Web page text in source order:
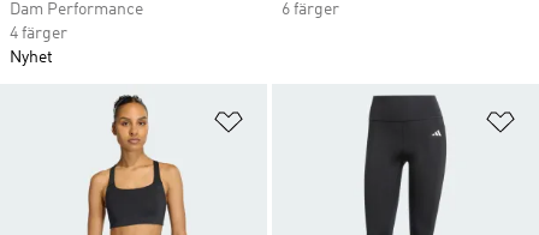
Dam Performance
4 färger
Nyhet
6 färger
Lägg till på önskelistan